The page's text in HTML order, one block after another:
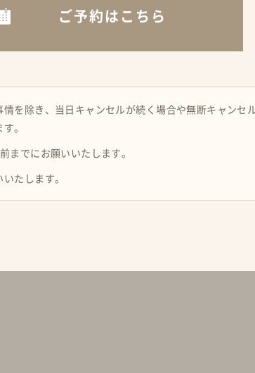
ご予約はこちら
を除き、当日キャンセルが続く場合や無断キャンセ
。
までにお願いいたします。
たします。